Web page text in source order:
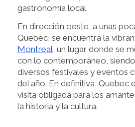
gastronomía local.
En dirección oeste, a unas
Quebec, se encuentra la
Montreal , un lugar donde se
con lo contemporáneo,
diversos festivales y eventos
del año. En definitiva, Quebec
visita obligada para los
la historia y la cultura.